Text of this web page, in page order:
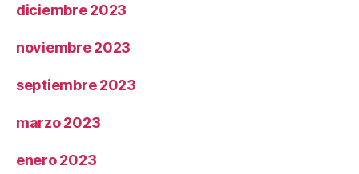
diciembre 2023
noviembre 2023
septiembre 2023
marzo 2023
enero 2023